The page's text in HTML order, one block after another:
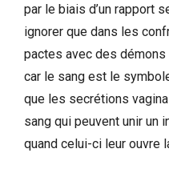
par le biais d’un rapport
ignorer que dans les
pactes avec des démons
car le sang est le
que les secrétions
sang qui peuvent unir un
quand celui-ci leur ouvre